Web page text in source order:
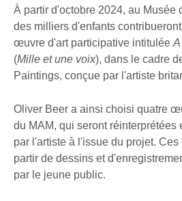
À partir d'octobre 2024, au Musée
des milliers d'enfants
œuvre d'art participative intitulée
(Mille et une voix), dans le cadre
Paintings, conçue par l'artiste
Oliver Beer a ainsi choisi quatre
du MAM, qui seront réinterprétées
par l'artiste à l'issue du projet. Ces
partir de dessins et
par le jeune public.